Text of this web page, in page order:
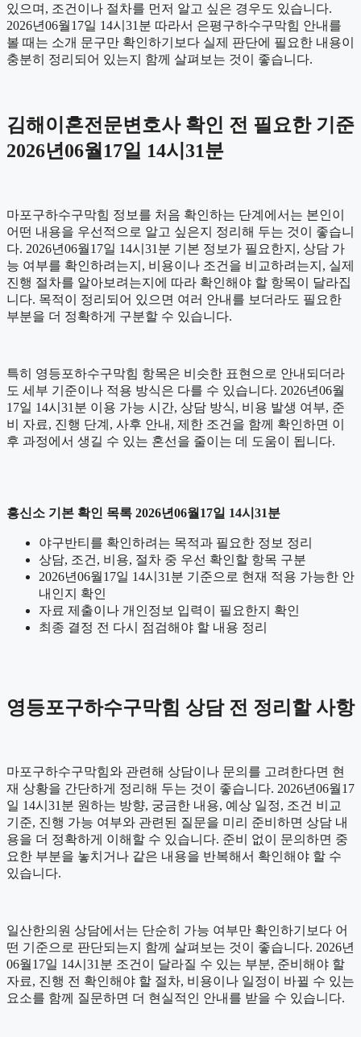
있으며, 조건이나 절차를 먼저 알고 싶은 경우도 있습니다.
2026년06월17일 14시31분 따라서 은평구하수구막힘 안내를
볼 때는 소개 문구만 확인하기보다 실제 판단에 필요한 내용이
충분히 정리되어 있는지 함께 살펴보는 것이 좋습니다.
김해이혼전문변호사 확인 전 필요한 기준
2026년06월17일 14시31분
마포구하수구막힘 정보를 처음 확인하는 단계에서는 본인이
어떤 내용을 우선적으로 알고 싶은지 정리해 두는 것이 좋습니
다. 2026년06월17일 14시31분 기본 정보가 필요한지, 상담 가
능 여부를 확인하려는지, 비용이나 조건을 비교하려는지, 실제
진행 절차를 알아보려는지에 따라 확인해야 할 항목이 달라집
니다. 목적이 정리되어 있으면 여러 안내를 보더라도 필요한
부분을 더 정확하게 구분할 수 있습니다.
특히 영등포하수구막힘 항목은 비슷한 표현으로 안내되더라
도 세부 기준이나 적용 방식은 다를 수 있습니다. 2026년06월
17일 14시31분 이용 가능 시간, 상담 방식, 비용 발생 여부, 준
비 자료, 진행 단계, 사후 안내, 제한 조건을 함께 확인하면 이
후 과정에서 생길 수 있는 혼선을 줄이는 데 도움이 됩니다.
흥신소 기본 확인 목록 2026년06월17일 14시31분
야구반티를 확인하려는 목적과 필요한 정보 정리
상담, 조건, 비용, 절차 중 우선 확인할 항목 구분
2026년06월17일 14시31분 기준으로 현재 적용 가능한 안
내인지 확인
자료 제출이나 개인정보 입력이 필요한지 확인
최종 결정 전 다시 점검해야 할 내용 정리
영등포구하수구막힘 상담 전 정리할 사항
마포구하수구막힘와 관련해 상담이나 문의를 고려한다면 현
재 상황을 간단하게 정리해 두는 것이 좋습니다. 2026년06월17
일 14시31분 원하는 방향, 궁금한 내용, 예상 일정, 조건 비교
기준, 진행 가능 여부와 관련된 질문을 미리 준비하면 상담 내
용을 더 정확하게 이해할 수 있습니다. 준비 없이 문의하면 중
요한 부분을 놓치거나 같은 내용을 반복해서 확인해야 할 수
있습니다.
일산한의원 상담에서는 단순히 가능 여부만 확인하기보다 어
떤 기준으로 판단되는지 함께 살펴보는 것이 좋습니다. 2026년
06월17일 14시31분 조건이 달라질 수 있는 부분, 준비해야 할
자료, 진행 전 확인해야 할 절차, 비용이나 일정이 바뀔 수 있는
요소를 함께 질문하면 더 현실적인 안내를 받을 수 있습니다.